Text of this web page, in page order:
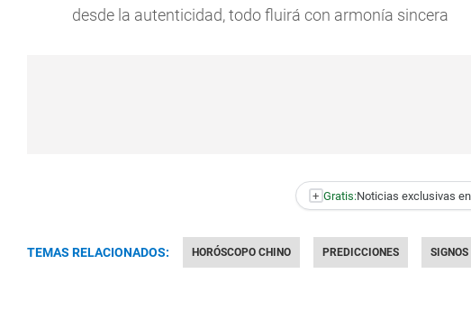
desde la autenticidad, todo fluirá con armonía sincera
+ Gratis:Noticias exclusivas en
TEMAS RELACIONADOS: HORÓSCOPO CHINO PREDICCIONES